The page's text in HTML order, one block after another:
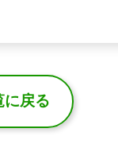
に戻る